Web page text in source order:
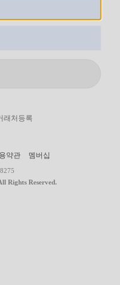
래처등록
약관 멤버십
Rights Reserved.